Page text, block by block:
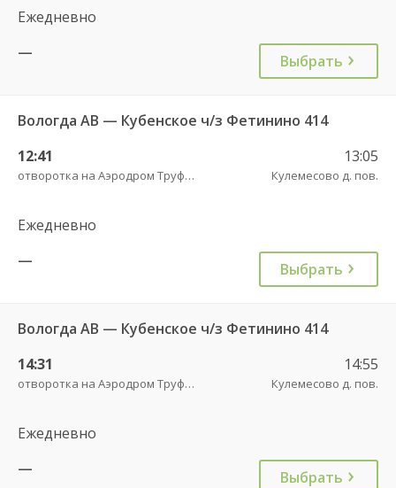
Ежедневно
—
Выбрать
Вологда АВ — Кубенское ч/з Фетинино 414
12:41
отворотка на Аэродром Труфаново трасса
13:05
Кулемесово д. пов.
Ежедневно
—
Выбрать
Вологда АВ — Кубенское ч/з Фетинино 414
14:31
отворотка на Аэродром Труфаново трасса
14:55
Кулемесово д. пов.
Ежедневно
—
Выбрать